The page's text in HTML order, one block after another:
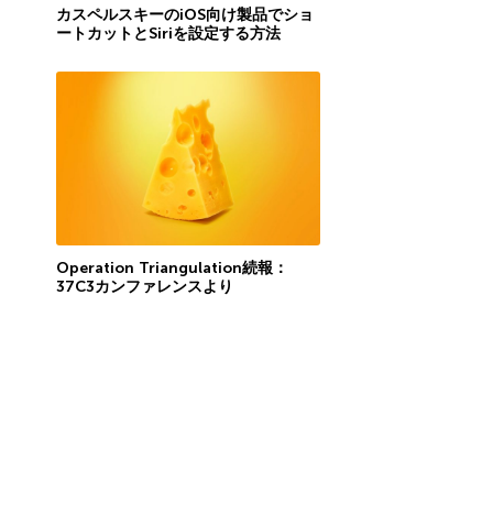
カスペルスキーのiOS向け製品でショ
ートカットとSiriを設定する方法
Operation Triangulation続報：
37C3カンファレンスより